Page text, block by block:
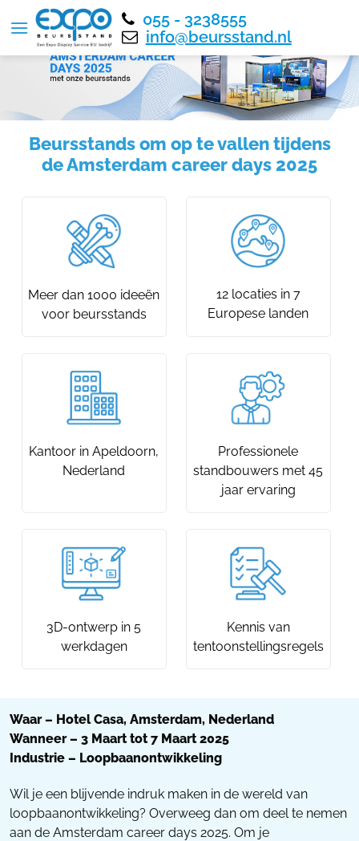
055 - 3238555
info@beursstand.nl
Beursstands om op te vallen tijdens
de Amsterdam career days 2025
Meer dan 1000 ideeën
voor beursstands
12 locaties in 7
Europese landen
Kantoor in Apeldoorn,
Nederland
Professionele
standbouwers met 45
jaar ervaring
3D-ontwerp in 5
werkdagen
Kennis van
tentoonstellingsregels
Waar – Hotel Casa, Amsterdam, Nederland
Wanneer – 3 Maart tot 7 Maart 2025
Industrie – Loopbaanontwikkeling
Wil je een blijvende indruk maken in de wereld van
loopbaanontwikkeling? Overweeg dan om deel te nemen
aan de Amsterdam career days 2025. Om je